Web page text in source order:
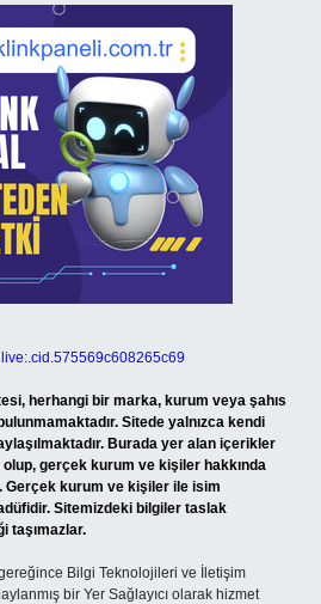
herhangi bir marka, kurum veya şahıs
Sitede yalnızca kendi
Burada yer alan içerikler
gerçek kurum ve kişiler hakkında
Gerçek kurum ve kişiler ile isim
Sitemizdeki bilgiler taslak
taşımazlar.
Bilgi Teknolojileri ve İletişim
bir Yer Sağlayıcı olarak hizmet